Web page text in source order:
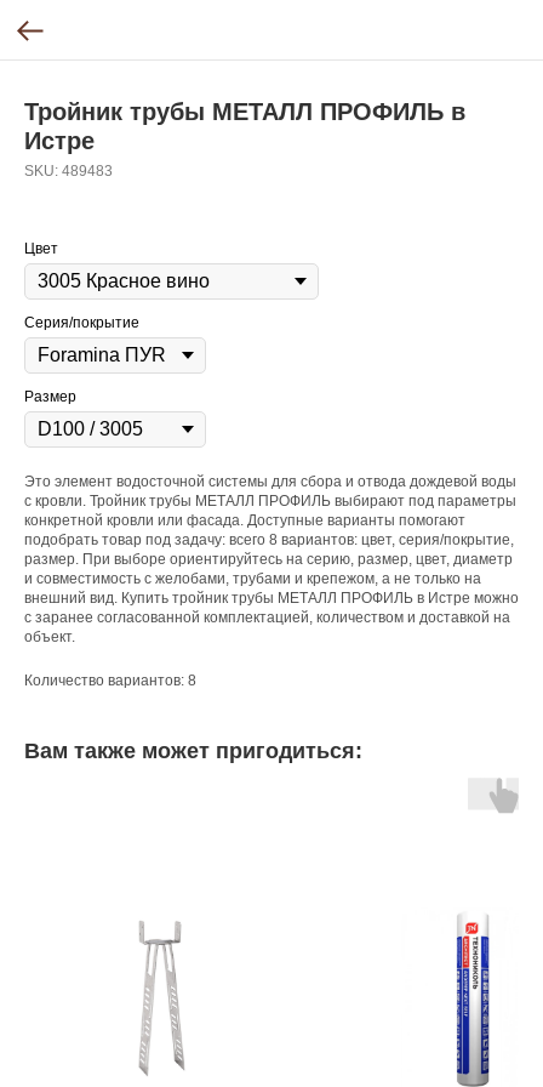
Тройник трубы МЕТАЛЛ ПРОФИЛЬ в
Истре
SKU: 489483
Цвет
Серия/покрытие
Размер
Это элемент водосточной системы для сбора и отвода дождевой воды
с кровли. Тройник трубы МЕТАЛЛ ПРОФИЛЬ выбирают под параметры
конкретной кровли или фасада. Доступные варианты помогают
подобрать товар под задачу: всего 8 вариантов: цвет, серия/покрытие,
размер. При выборе ориентируйтесь на серию, размер, цвет, диаметр
и совместимость с желобами, трубами и крепежом, а не только на
внешний вид. Купить тройник трубы МЕТАЛЛ ПРОФИЛЬ в Истре можно
с заранее согласованной комплектацией, количеством и доставкой на
объект.
Количество вариантов: 8
Вам также может пригодиться: